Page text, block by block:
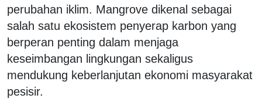
perubahan iklim. Mangrove dikenal sebagai
salah satu ekosistem penyerap karbon yang
berperan penting dalam menjaga
keseimbangan lingkungan sekaligus
mendukung keberlanjutan ekonomi masyarakat
pesisir.